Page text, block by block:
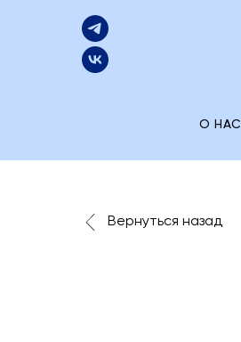
О НАС
Вернуться назад